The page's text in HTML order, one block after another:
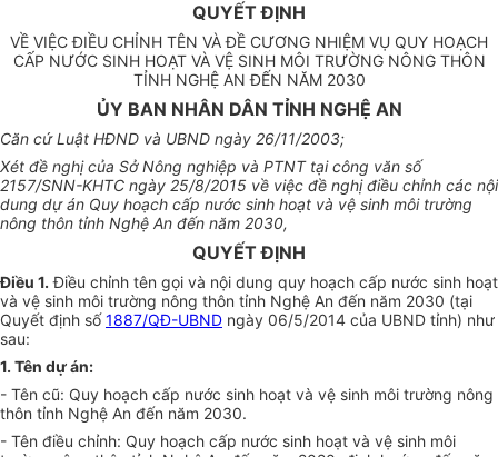
QUYẾT ĐỊNH
VỀ VIỆC ĐIỀU CHỈNH TÊN VÀ ĐỀ CƯƠNG NHIỆM VỤ QUY HOẠCH
CẤP NƯỚC SINH HOẠT VÀ VỆ SINH MÔI TRƯỜNG NÔNG THÔN
TỈNH NGHỆ AN ĐẾN NĂM 2030
ỦY BAN NHÂN DÂN TỈNH NGHỆ AN
Căn cứ Luật HĐND và UBND ngày 26/11/2003;
Xét đề nghị của Sở Nông nghiệp và PTNT tại công văn số
2157/SNN-KHTC ngày 25/8/2015 về việc đề nghị điều chỉnh các nội
dung dự án Quy hoạch cấp nước sinh hoạt và vệ sinh môi trường
nông thôn tỉnh Nghệ An đến năm 2030,
QUYẾT ĐỊNH
Điều 1. Điều chỉnh tên gọi và nội dung quy hoạch cấp nước sinh hoạt
và vệ sinh môi trường nông thôn tỉnh Nghệ An đến năm 2030 (tại
Quyết định số1887/QĐ-UBND ngày 06/5/2014 của UBND tỉnh) như
sau:
1. Tên dự án:
- Tên cũ: Quy hoạch cấp nước sinh hoạt và vệ sinh môi trường nông
thôn tỉnh Nghệ An đến năm 2030.
- Tên điều chỉnh: Quy hoạch cấp nước sinh hoạt và vệ sinh môi